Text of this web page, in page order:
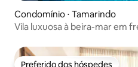
Condomínio ⋅ Tamarindo
Vila luxuosa à beira-mar em
Preferido dos hóspedes